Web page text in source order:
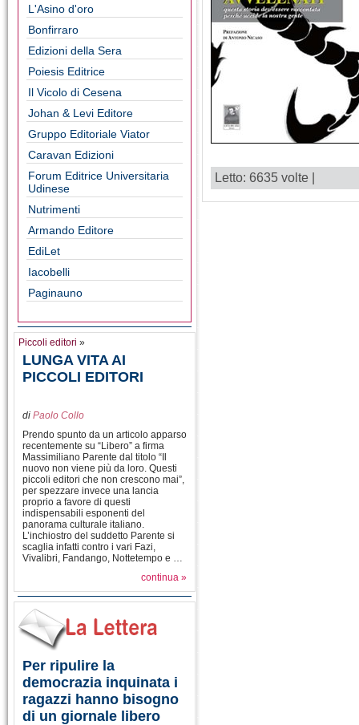
L'Asino d'oro
Bonfirraro
Edizioni della Sera
Poiesis Editrice
Il Vicolo di Cesena
Johan & Levi Editore
Gruppo Editoriale Viator
Caravan Edizioni
Forum Editrice Universitaria
Udinese
Nutrimenti
Armando Editore
EdiLet
Iacobelli
Paginauno
Piccoli editori »
LUNGA VITA AI
PICCOLI EDITORI
di Paolo Collo
Prendo spunto da un articolo apparso
recentemente su “Libero” a firma
Massimiliano Parente dal titolo “Il
nuovo non viene più da loro. Questi
piccoli editori che non crescono mai”,
per spezzare invece una lancia
proprio a favore di questi
indispensabili esponenti del
panorama culturale italiano.
L’inchiostro del suddetto Parente si
scaglia infatti contro i vari Fazi,
Vivalibri, Fandango, Nottetempo e …
continua »
Per ripulire la
democrazia inquinata i
ragazzi hanno bisogno
di un giornale libero
Letto: 6635 volte |